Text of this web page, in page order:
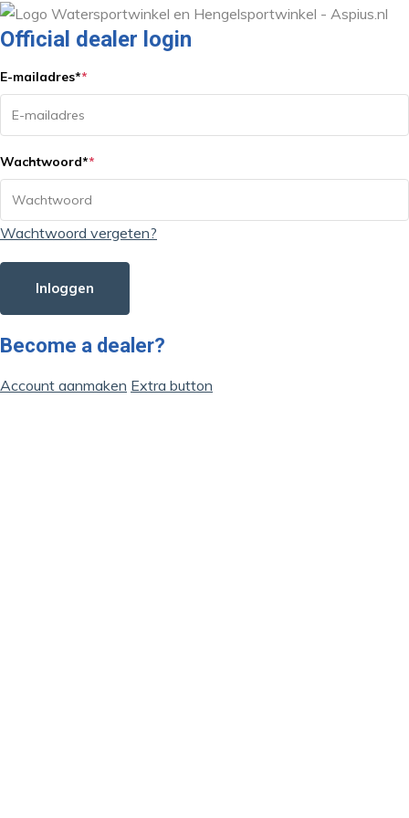
Official dealer login
E-mailadres**
Wachtwoord**
Wachtwoord vergeten?
Inloggen
Become a dealer?
Account aanmaken Extra button